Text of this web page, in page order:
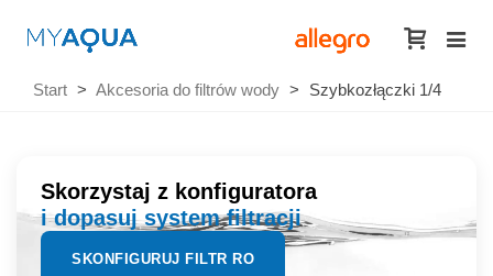
Start > Akcesoria do filtrów wody > Szybkozłączki 1/4
Skorzystaj z konfiguratora
i dopasuj system filtracji
SKONFIGURUJ FILTR RO